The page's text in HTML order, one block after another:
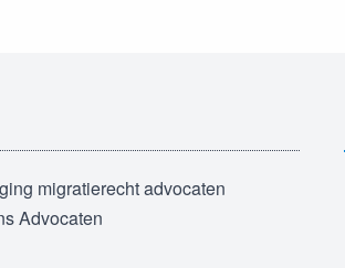
migratierecht advocaten
Advocaten